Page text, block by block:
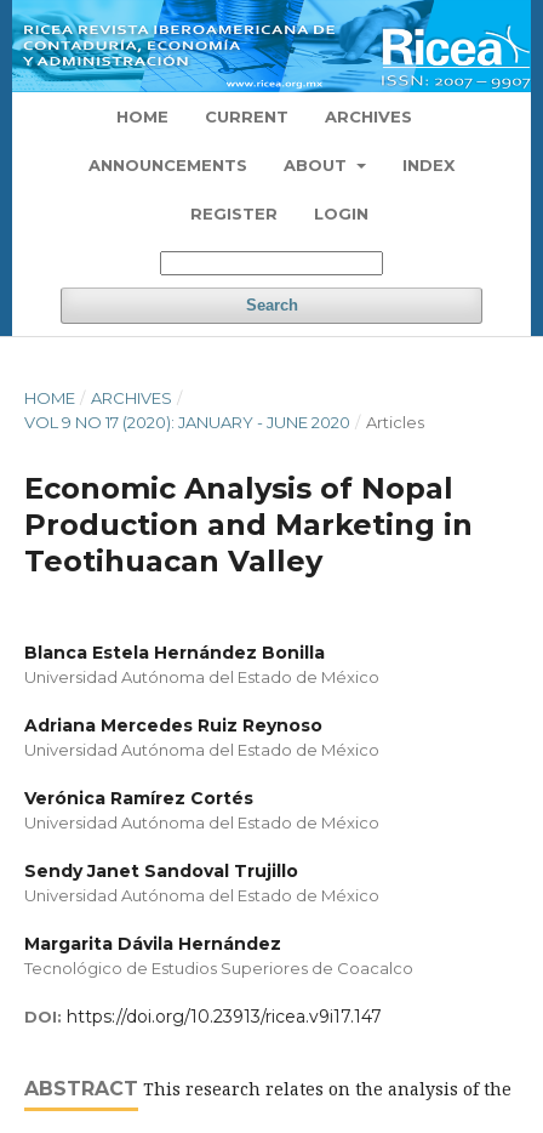
HOME CURRENT ARCHIVES
ANNOUNCEMENTS ABOUT INDEX
REGISTER LOGIN
Search
HOME / ARCHIVES /
VOL 9 NO 17 (2020): JANUARY - JUNE 2020 / Articles
Economic Analysis of Nopal
Production and Marketing in
Teotihuacan Valley
Blanca Estela Hernández Bonilla
Universidad Autónoma del Estado de México
Adriana Mercedes Ruiz Reynoso
Universidad Autónoma del Estado de México
Verónica Ramírez Cortés
Universidad Autónoma del Estado de México
Sendy Janet Sandoval Trujillo
Universidad Autónoma del Estado de México
Margarita Dávila Hernández
Tecnológico de Estudios Superiores de Coacalco
DOI: https://doi.org/10.23913/ricea.v9i17.147
ABSTRACT This research relates on the analysis of the